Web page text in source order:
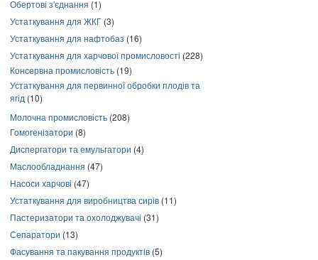
Обертові з'єднання (1)
Устаткування для ЖКГ (3)
Устаткування для нафтобаз (16)
Устаткування для харчової промисловості (228)
Консервна промисловість (19)
Устаткування для первинної обробки плодів та
ягід (10)
Молочна промисловість (208)
Гомогенізатори (8)
Диспергатори та емульгатори (4)
Маслообладнання (47)
Насоси харчові (47)
Устаткування для виробництва сирів (11)
Пастеризатори та охолоджувачі (31)
Сепаратори (13)
Фасування та пакування продуктів (5)